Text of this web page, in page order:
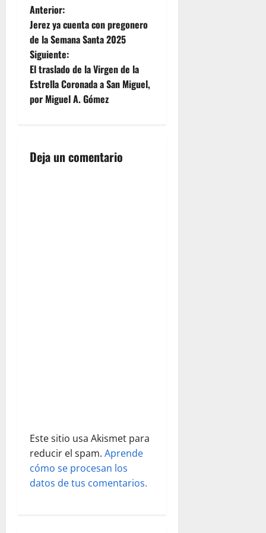
N
a
v
e
c
d
a
s
Anterior:
Jerez ya cuenta con pregonero
de la Semana Santa 2025
Siguiente:
El traslado de la Virgen de la
Estrella Coronada a San Miguel,
por Miguel A. Gómez
Deja un comentario
Este sitio usa Akismet para
reducir el spam. Aprende
cómo se procesan los
datos de tus comentarios.